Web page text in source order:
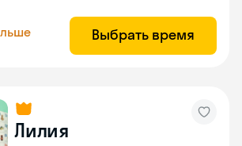
Выбрать время
Лилия